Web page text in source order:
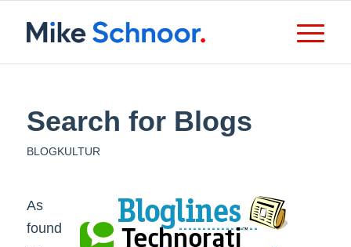
Search for Blogs
BLOGKULTUR
As
found